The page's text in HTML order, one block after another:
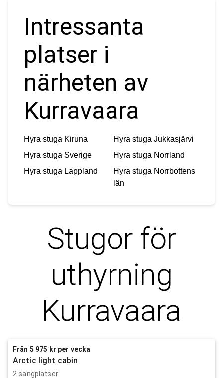
Intressanta
platser i
närheten av
Kurravaara
Hyra stuga Kiruna Hyra stuga Jukkasjärvi
Hyra stuga Sverige Hyra stuga Norrland
Hyra stuga Lappland Hyra stuga Norrbottens
län
Stugor för
uthyrning
Kurravaara
Från 5 975 kr per vecka
Arctic light cabin
2 sängplatser